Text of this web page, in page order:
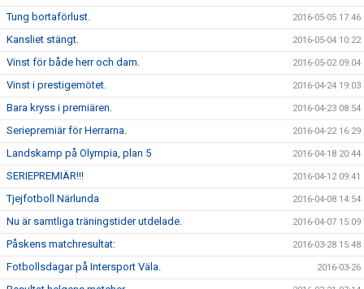
Tung bortaförlust. 2016-05-05 17:46
Kansliet stängt. 2016-05-04 10:22
Vinst för både herr och dam. 2016-05-02 09:04
Vinst i prestigemötet. 2016-04-24 19:03
Bara kryss i premiären. 2016-04-23 08:54
Seriepremiär för Herrarna. 2016-04-22 16:29
Landskamp på Olympia, plan 5 2016-04-18 20:44
SERIEPREMIÄR!!! 2016-04-12 09:41
Tjejfotboll Närlunda 2016-04-08 14:54
Nu är samtliga träningstider utdelade. 2016-04-07 15:09
Påskens matchresultat: 2016-03-28 15:48
Fotbollsdagar på Intersport Väla. 2016-03-26